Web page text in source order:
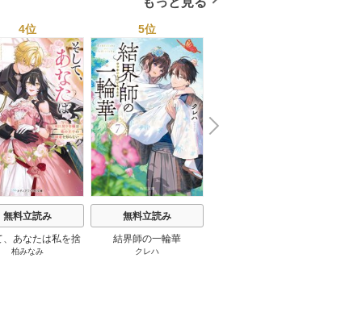
トレンド年間ベスト★お
っさん５０人の体験から
学ぶ★夢のようなエロい
楽園３０ 1巻
4位
無料立読み
、あなたは私を捨
てる
柏みなみ
5位
無料立読み
結界師の一輪華
クレハ
N
e
x
t